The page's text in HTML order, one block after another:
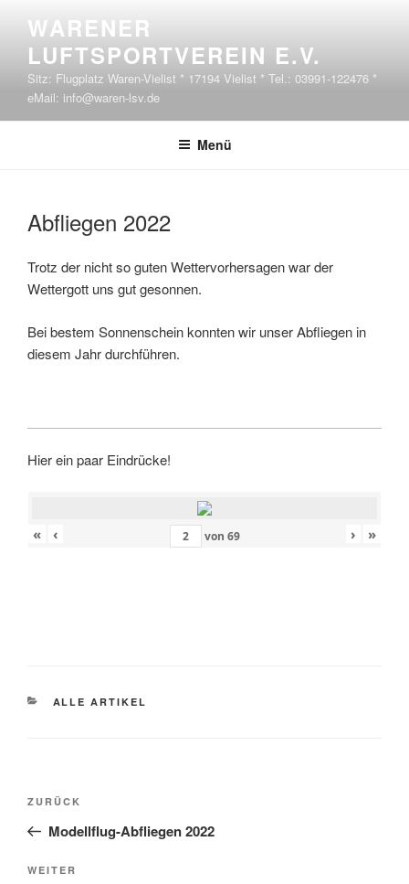
WARENER
LUFTSPORTVEREIN E.V.
Sitz: Flugplatz Waren-Vielist * 17194 Vielist * Tel.: 03991-122476 *
eMail: info@waren-lsv.de
Menü
Abfliegen 2022
Trotz der nicht so guten Wettervorhersagen war der
Wettergott uns gut gesonnen.
Bei bestem Sonnenschein konnten wir unser Abfliegen in
diesem Jahr durchführen.
Hier ein paar Eindrücke!
« ‹ von 69 › »
KATEGORIEN
ALLE ARTIKEL
Beitragsnavigation
Vorheriger Beitrag
ZURÜCK
Modellflug-Abfliegen 2022
Nächster Beitrag
WEITER